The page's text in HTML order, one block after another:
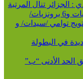
: الجزائر تنال المرتبة
الجزائرية للأكواتلون 2026 : تتويج توامي /سيدات/ و
في البطولة
الحد الأدنى “ب”